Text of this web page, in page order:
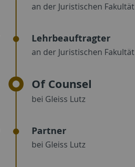
an der Juristischen Fakultät
Lehrbeauftragter
an der Juristischen Fakultät
Of Counsel
bei Gleiss Lutz
Partner
bei Gleiss Lutz